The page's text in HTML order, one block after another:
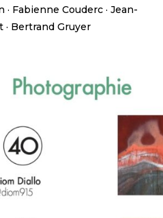
· Fabienne Couderc · Jean-
· Bertrand Gruyer